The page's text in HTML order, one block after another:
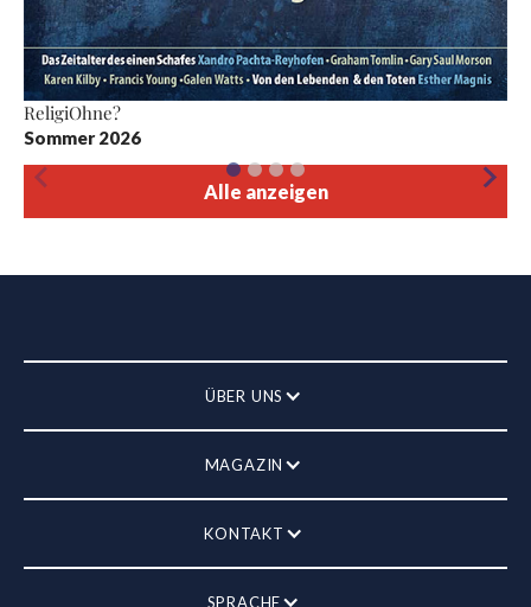
ReligiOhne?
Sommer 2026
Alle anzeigen
ÜBER UNS
MAGAZIN
KONTAKT
SPRACHE